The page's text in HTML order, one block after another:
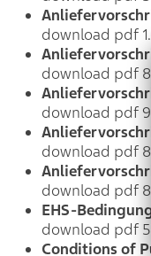
download pdf
download pdf
download pdf
download pdf
download pdf
EHS-
download pdf
Conditions of